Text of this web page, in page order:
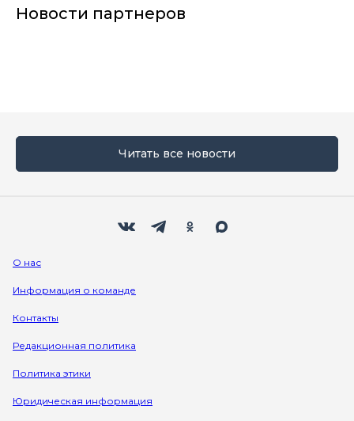
Новости партнеров
Читать все новости
О нас
Информация о команде
Контакты
Редакционная политика
Политика этики
Юридическая информация